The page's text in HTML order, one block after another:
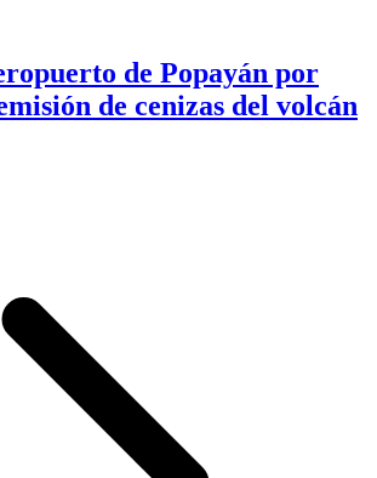
de Popayán por
de cenizas del volcán